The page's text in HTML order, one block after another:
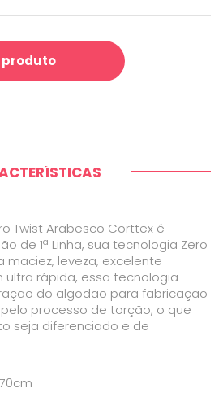
Twist Arabesco Corttex é
de 1ª Linha, sua tecnologia Zero
maciez, leveza, excelente
rápida, essa tecnologia
do algodão para fabricação
processo de torção, o que
seja diferenciado e de